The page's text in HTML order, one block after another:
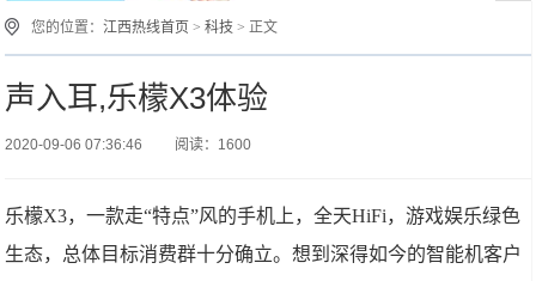
您的位置：江西热线首页 >科技 > 正文
声入耳,乐檬X3体验
2020-09-06 07:36:46 阅读：1600
乐檬X3，一款走“特点”风的手机上，全天HiFi，游戏娱乐绿色
生态，总体目标消费群十分确立。想到深得如今的智能机客户